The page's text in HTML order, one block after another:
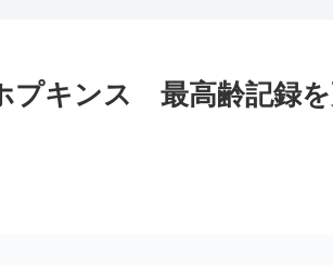
プキンス 最高齢記録